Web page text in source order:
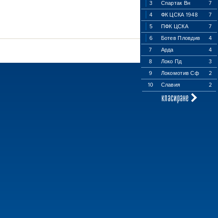
3
Спартак Вн
7
4
ФК ЦСКА 1948
7
5
ПФК ЦСКА
7
6
Ботев Пловдив
4
7
Арда
4
8
Локо Пд
3
9
Локомотив Сф
2
10
Славия 2
класиране